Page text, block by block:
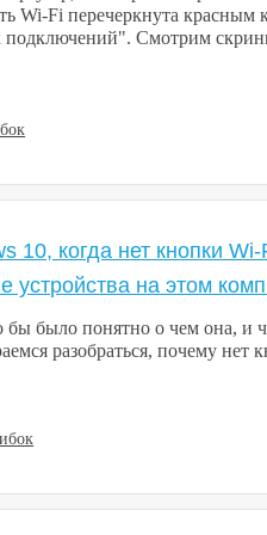
Wi-Fi перечеркнута
подключений". Смотрим
10, когда нет кнопки
устройства на этом
бы было понятно о чем она, и
разобраться, почему нет